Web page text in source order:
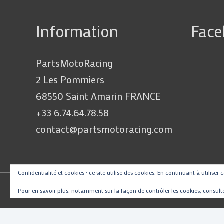
Information
PartsMotoRacing
2 Les Pommiers
68550 Saint Amarin FRANCE
+33 6.74.64.78.58
contact@partsmotoracing.com
Confidentialité et cookies : ce site utilise des cookies. En continuant à utiliser
Pour en savoir plus, notamment sur la façon de contrôler les cookies,